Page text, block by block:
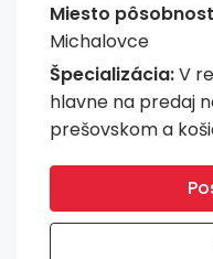
Miesto
Michalovce
Špecializácia:V
hlavne na predaj
prešovskom a